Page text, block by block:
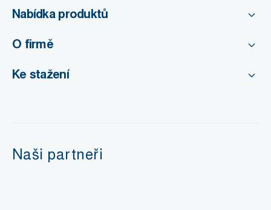
Nabídka produktů
O firmě
Ke stažení
Naši partneři